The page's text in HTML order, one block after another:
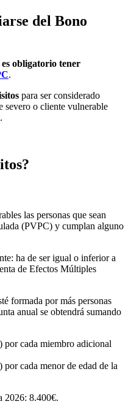
del Bono
obligatorio tener
.
para ser considerado
severo o cliente vulnerable
las personas que sean
(PVPC) y cumplan alguno
ha de ser igual o inferior a
de Efectos Múltiples
formada por más personas
anual se obtendrá sumando
cada miembro adicional
cada menor de edad de la
2026: 8.400€.